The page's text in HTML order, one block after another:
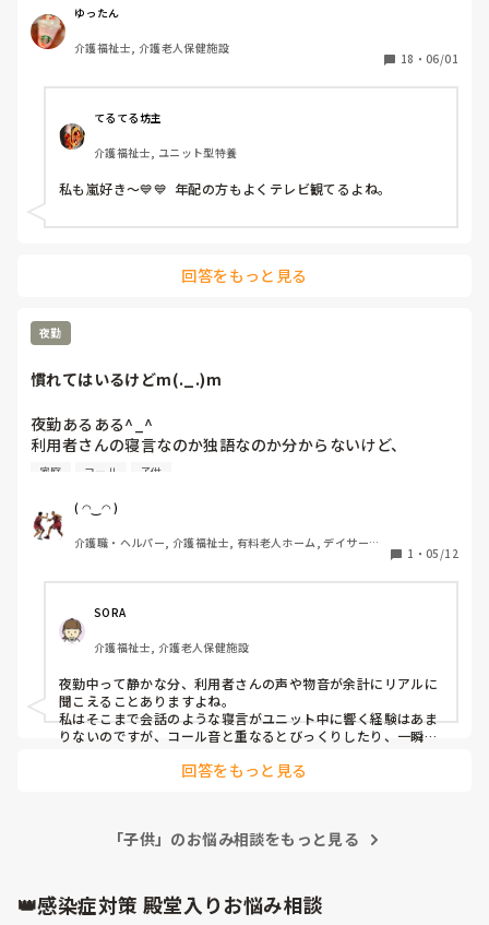
別のフロアの利用者さん達で私はリフト浴の介助をしている
と「可愛いTシャツね☺️」と言われ「そうでしょ？去年のバ
レーボールの世界大会で好きなアイドル達が応援してて、グ
ーズ…(きっとWESTの読み方分からなかった)あなたジャニ
ーズが好きなのね😊」と。
大好きと伝えると「私もよ、あなた嵐は好き？」と聞かれ、
1番好きと伝えると利用者さんが嵐のメンバー3人の名前を言
っていき「後2人…。どないしよ、あと2人名前がでてけぇへ
んわ😩」と言うと近くの利用者さんが「櫻井くんと二宮くん
や」と😂😂
ムタクしか居ないこと、SMAPは解散してしまった事等伝え
言いやん😊」と(笑)
そこから利用者さんは「キムタクは工藤静香と結婚したんや
最初の嵐で私のジャニオタスイッチを破壊してきたので、入
員がその利用者さんに「この子にその話したら永遠に話すか
らあかんよ(笑)」と言われるほど(笑)
年齢や認知症の事を考えても、嵐のメンバー3人とキムタク
な～😂
ゆったん
介護福祉士, 介護老人保健施設
18 ・ 06/01
てるてる坊主
介護福祉士, ユニット型特養
私も嵐好き～💙💙  年配の方もよくテレビ観てるよね。
回答をもっと見る
夜勤
慣れてはいるけどm(._.)m
夜勤あるある^_^
利用者さんの寝言なのか独語なのか分からないけど、
リアルな会話をしている事がある。
コールの音と被ると聞こえないm(._.)m
昨日は「薬〜薬飲みたい〜、痛い〜痛い〜、助けてくれない
なら死んでやる〜」がユニット中に響き渡り
話内容でした。
ひたすら息子と息子の嫁さんの悪口が１時間続くᕦ(ò_óˇ)ᕤ
家庭 コール 子供
( ◠‿◠ )
介護職・ヘルパー, 介護福祉士, 有料老人ホーム, デイサービ
1 ・ 05/12
SORA
介護福祉士, 介護老人保健施設
夜勤中って静かな分、利用者さんの声や物音が余計にリアルに
聞こえることありますよね。
私はそこまで会話のような寝言がユニット中に響く経験はあま
りないのですが、コール音と重なるとびっくりしたり、一瞬ド
夜勤は独特の空気感もあるので、重なると余計にゾッとしてし
回答をもっと見る
「子供」のお悩み相談をもっと見る
👑感染症対策 殿堂入りお悩み相談